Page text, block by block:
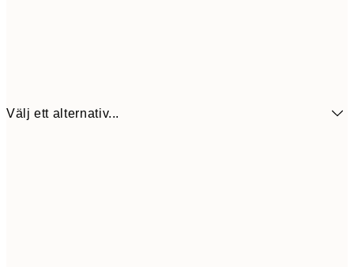
Välj ett alternativ...